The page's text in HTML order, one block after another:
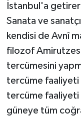
İstanbul'a
Sanata ve
kendisi de Avnî
filozof
tercümesini
tercüme faaliyeti
tercüme faaliyeti
güneye tüm